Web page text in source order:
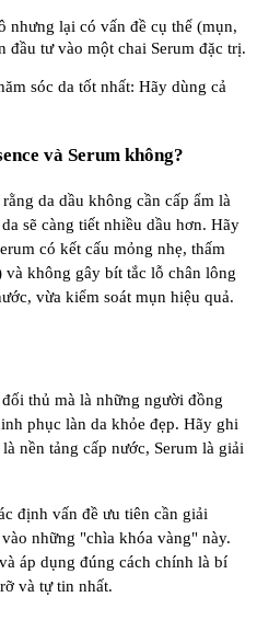
nhưng lại có vấn đề cụ thể (mụn,
đầu tư vào một chai Serum đặc trị.
sóc da tốt nhất: Hãy dùng cả
và Serum không?
da dầu không cần cấp ẩm là
sẽ càng tiết nhiều dầu hơn. Hãy
có kết cấu mỏng nhẹ, thấm
không gây bít tắc lỗ chân lông
vừa kiểm soát mụn hiệu quả.
thủ mà là những người đồng
phục làn da khỏe đẹp. Hãy ghi
nền tảng cấp nước, Serum là giải
định vấn đề ưu tiên cần giải
những "chìa khóa vàng" này.
áp dụng đúng cách chính là bí
và tự tin nhất.